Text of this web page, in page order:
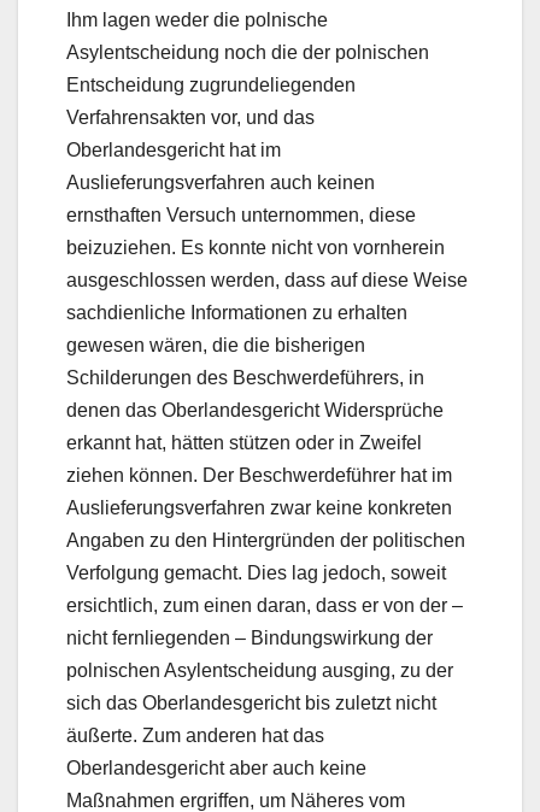
Ihm lagen weder die polnische
Asylentscheidung noch die der polnischen
Entscheidung zugrundeliegenden
Verfahrensakten vor, und das
Oberlandesgericht hat im
Auslieferungsverfahren auch keinen
ernsthaften Versuch unternommen, diese
beizuziehen. Es konnte nicht von vornherein
ausgeschlossen werden, dass auf diese Weise
sachdienliche Informationen zu erhalten
gewesen wären, die die bisherigen
Schilderungen des Beschwerdeführers, in
denen das Oberlandesgericht Widersprüche
erkannt hat, hätten stützen oder in Zweifel
ziehen können. Der Beschwerdeführer hat im
Auslieferungsverfahren zwar keine konkreten
Angaben zu den Hintergründen der politischen
Verfolgung gemacht. Dies lag jedoch, soweit
ersichtlich, zum einen daran, dass er von der –
nicht fernliegenden – Bindungswirkung der
polnischen Asylentscheidung ausging, zu der
sich das Oberlandesgericht bis zuletzt nicht
äußerte. Zum anderen hat das
Oberlandesgericht aber auch keine
Maßnahmen ergriffen, um Näheres vom